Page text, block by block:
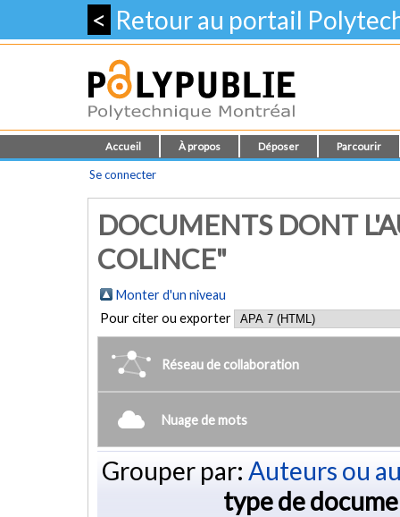
< Retour au portail
Accueil À propos Déposer Parcourir
Se connecter
DOCUMENTS DONT
COLINCE"
Monter d'un niveau
Pour citer ou exporter
Réseau de collaboration
Nuage de mots
Grouper par: Auteurs ou
type de